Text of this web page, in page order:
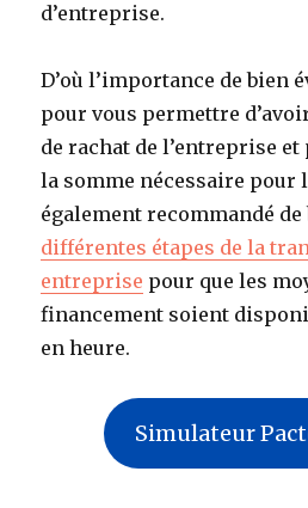
d’entreprise.
D’où l’importance de bien
pour vous permettre
de rachat de l’entreprise
la somme nécessaire pour
également recommandé
différentes étapes de la
entreprise pour que les
financement soient
en heure.
Simulateur